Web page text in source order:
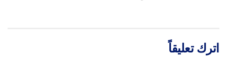
اترك تعليقاً